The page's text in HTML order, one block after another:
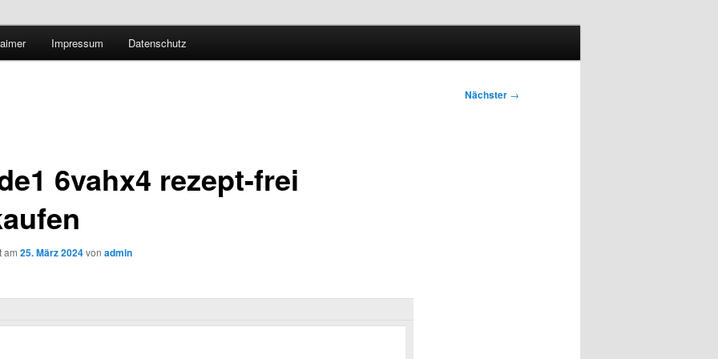
Forschung und Technologie
Impressum Datenschutz
Nächster →
6vahx4 rezept-frei
am 25. März 2024von admin